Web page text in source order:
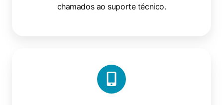
chamados ao suporte técnico.